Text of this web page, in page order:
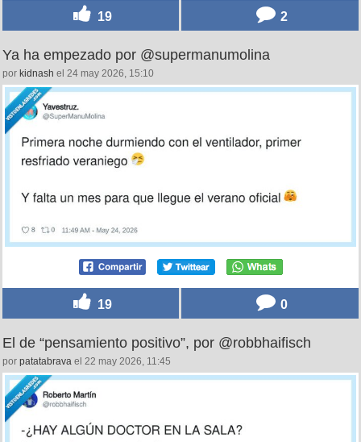
19 2
Ya ha empezado por @supermanumolina
por kidnash el 24 may 2026, 15:10
19 0
El de “pensamiento positivo”, por @robbhaifisch
por patatabrava el 22 may 2026, 11:45